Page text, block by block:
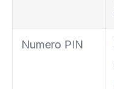
Numero PIN